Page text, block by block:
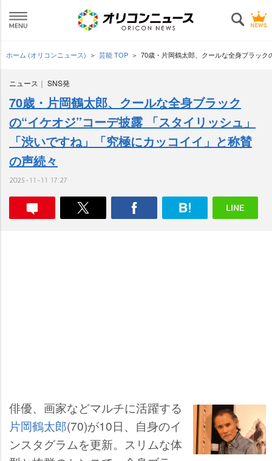
ホーム (オリコンニュース) 芸能 TOP 70歳・片岡鶴太郎、クールな全身ブラッ
ニュース SNS発
70歳・片岡鶴太郎、クールな全身ブラック
の“イケオジ”コーデ披露 「スタイリッシュ」
「渋いですね」「究極にカッコイイ」と称賛
の声続々
2025-11-11 17:27
俳優、画家などマルチに活躍する
片岡鶴太郎(70)が10日、自身のイ
ンスタグラムを更新。スリムな体